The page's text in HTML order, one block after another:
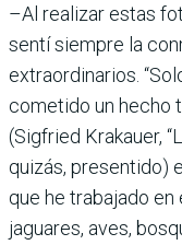
–Al realizar estas
sentí siempre la
extraordinarios.
cometido un hecho
(Sigfried Krakauer,
quizás, presen­tido)
que he tra­bajado en
jaguares, aves,